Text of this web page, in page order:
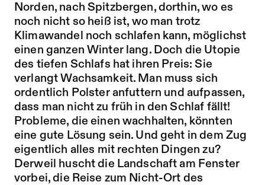
Norden, nach Spitzbergen, dorthin, wo es
noch nicht so heiß ist, wo man trotz
Klimawandel noch schlafen kann, möglichst
einen ganzen Winter lang. Doch die Utopie
des tiefen Schlafs hat ihren Preis: Sie
verlangt Wachsamkeit. Man muss sich
ordentlich Polster anfuttern und aufpassen,
dass man nicht zu früh in den Schlaf fällt!
Probleme, die einen wachhalten, könnten
eine gute Lösung sein. Und geht in dem Zug
eigentlich alles mit rechten Dingen zu?
Derweil huscht die Landschaft am Fenster
vorbei, die Reise zum Nicht-Ort des